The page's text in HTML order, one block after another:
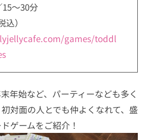
～30分
）
games/toddl
年始など、パーティーなども多く
対面の人とでも仲よくなれて、盛
ドゲームをご紹介！